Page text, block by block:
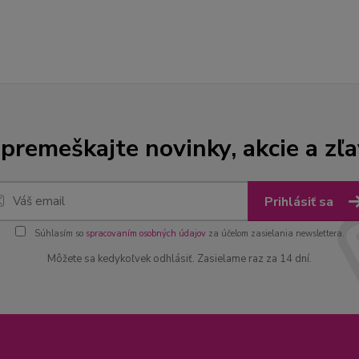
novinky, akcie a
Prihlásiť sa
Súhlasím so spracovaním osobných údajovza účelom zasielania newslettera.
Môžete sa kedykoľvek odhlásiť. Zasielame raz za 14 dní.